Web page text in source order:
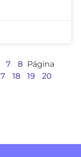
7 8 Página
18 19
20